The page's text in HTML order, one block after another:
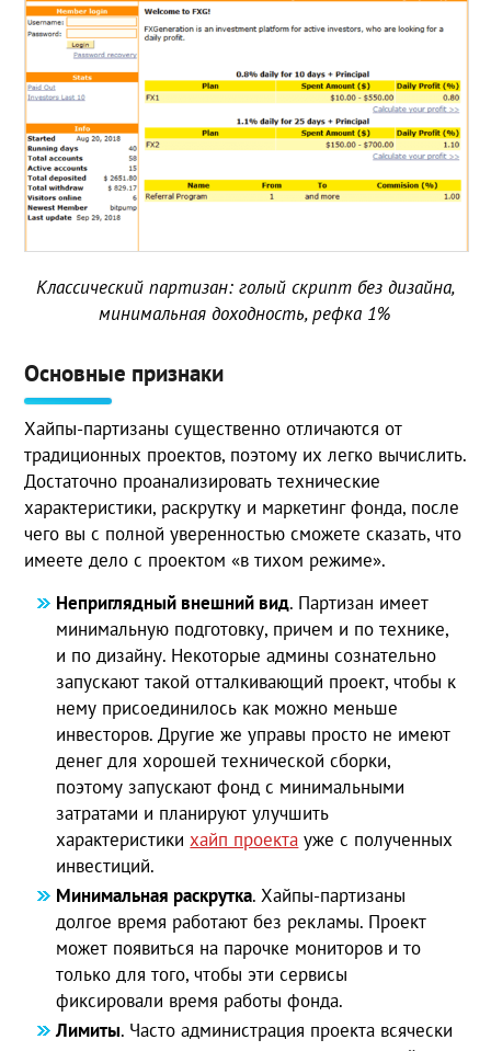
Классический партизан: голый скрипт без дизайна,
минимальная доходность, рефка 1%
Основные признаки
Хайпы-партизаны существенно отличаются от
традиционных проектов, поэтому их легко вычислить.
Достаточно проанализировать технические
характеристики, раскрутку и маркетинг фонда, после
чего вы с полной уверенностью сможете сказать, что
имеете дело с проектом «в тихом режиме».
Неприглядный внешний вид. Партизан имеет
минимальную подготовку, причем и по технике,
и по дизайну. Некоторые админы сознательно
запускают такой отталкивающий проект, чтобы к
нему присоединилось как можно меньше
инвесторов. Другие же управы просто не имеют
денег для хорошей технической сборки,
поэтому запускают фонд с минимальными
затратами и планируют улучшить
характеристикихайп проекта уже с полученных
инвестиций.
Минимальная раскрутка. Хайпы-партизаны
долгое время работают без рекламы. Проект
может появиться на парочке мониторов и то
только для того, чтобы эти сервисы
фиксировали время работы фонда.
Лимиты. Часто администрация проекта всячески